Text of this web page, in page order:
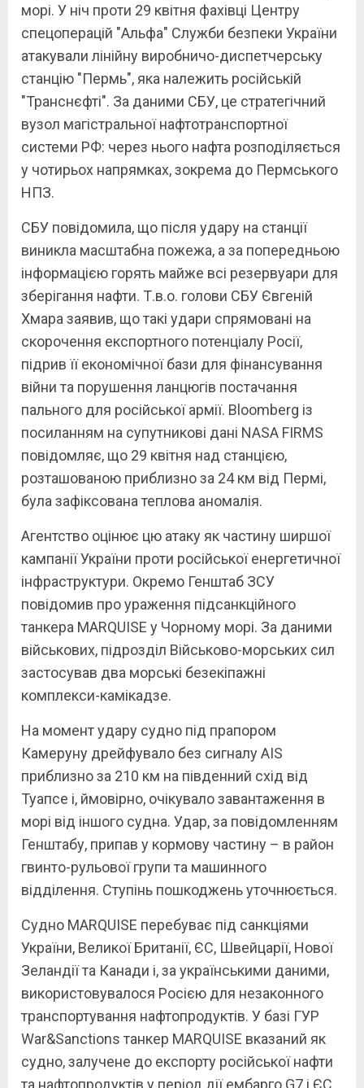
морі. У ніч проти 29 квітня фахівці Центру
спецоперацій "Альфа" Служби безпеки України
атакували лінійну виробничо-диспетчерську
станцію "Пермь", яка належить російській
"Транснєфті". За даними СБУ, це стратегічний
вузол магістральної нафтотранспортної
системи РФ: через нього нафта розподіляється
у чотирьох напрямках, зокрема до Пермського
НПЗ.
СБУ повідомила, що після удару на станції
виникла масштабна пожежа, а за попередньою
інформацією горять майже всі резервуари для
зберігання нафти. Т.в.о. голови СБУ Євгеній
Хмара заявив, що такі удари спрямовані на
скорочення експортного потенціалу Росії,
підрив її економічної бази для фінансування
війни та порушення ланцюгів постачання
пального для російської армії. Bloomberg із
посиланням на супутникові дані NASA FIRMS
повідомляє, що 29 квітня над станцією,
розташованою приблизно за 24 км від Пермі,
була зафіксована теплова аномалія.
Агентство оцінює цю атаку як частину ширшої
кампанії України проти російської енергетичної
інфраструктури. Окремо Генштаб ЗСУ
повідомив про ураження підсанкційного
танкера MARQUISE у Чорному морі. За даними
військових, підрозділ Військово-морських сил
застосував два морські безекіпажні
комплекси-камікадзе.
На момент удару судно під прапором
Камеруну дрейфувало без сигналу AIS
приблизно за 210 км на південний схід від
Туапсе і, ймовірно, очікувало завантаження в
морі від іншого судна. Удар, за повідомленням
Генштабу, припав у кормову частину – в район
гвинто-рульової групи та машинного
відділення. Ступінь пошкоджень уточнюється.
Судно MARQUISE перебуває під санкціями
України, Великої Британії, ЄС, Швейцарії, Нової
Зеландії та Канади і, за українськими даними,
використовувалося Росією для незаконного
транспортування нафтопродуктів. У базі ГУР
War&Sanctions танкер MARQUISE вказаний як
судно, залучене до експорту російської нафти
та нафтопродуктів у період дії ембарго G7 і ЄС